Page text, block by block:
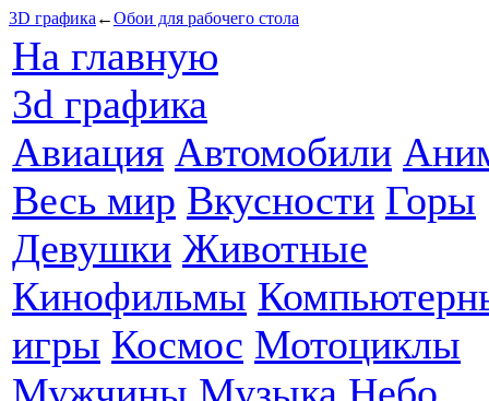
3D графика ←Обои для рабочего стола
На главную
3d графика
Авиация Автомобили
Весь мир Вкусности Горы
Девушки Животные
Кинофильмы
игры Космос Мотоциклы